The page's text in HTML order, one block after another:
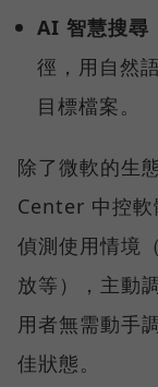
AI 智慧搜尋
徑，用自然
目標檔案。
除了微軟的生
Center 中控軟
偵測使用情境
放等），主動
用者無需動手
佳狀態。